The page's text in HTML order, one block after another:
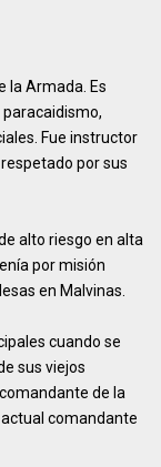
la Armada. Es
Fue instructor
por sus
alto riesgo en alta
por misión
en Malvinas.
cuando se
sus viejos
de la
comandante